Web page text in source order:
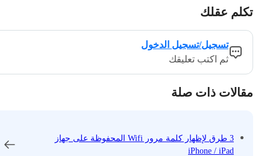
تكلم عقلك
تسجيل/تسجيل الدخول
ثم اكتب تعليقك
مقالات ذات صلة
3 طرق لإظهار كلمة مرور Wifi المحفوظة على جهاز
iPhone / iPad